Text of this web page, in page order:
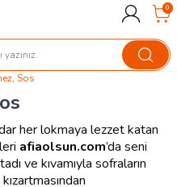
0
Sos
her lokmaya lezzet katan
afiaolsun.com’da seni
ve kıvamıyla sofraların